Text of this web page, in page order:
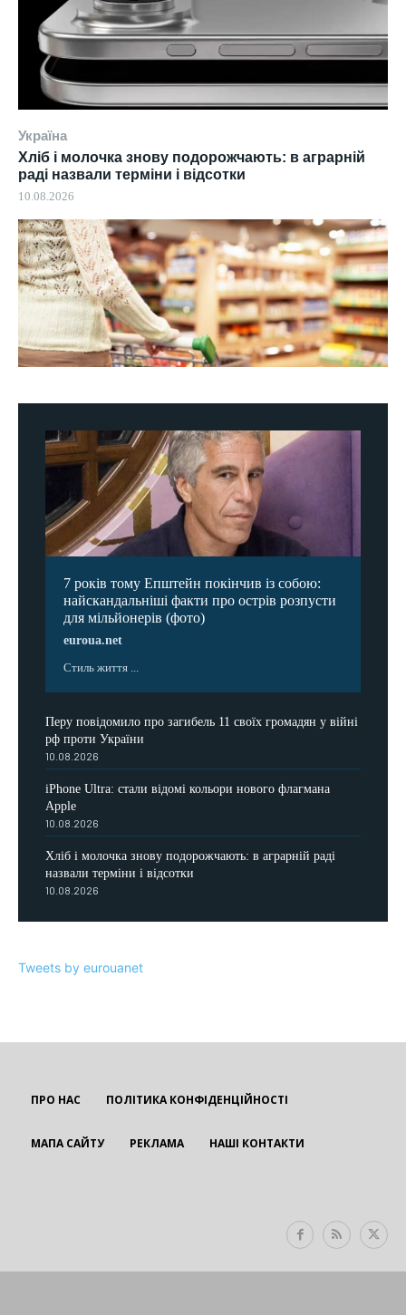
Україна
Хліб і молочка знову подорожчають: в аграрній
раді назвали терміни і відсотки
10.08.2026
7 років тому Епштейн покінчив із собою:
найскандальніші факти про острів розпусти
для мільйонерів (фото)
euroua.net
Стиль життя ...
Перу повідомило про загибель 11 своїх громадян у війні
рф проти України
10.08.2026
iPhone Ultra: стали відомі кольори нового флагмана
Apple
10.08.2026
Хліб і молочка знову подорожчають: в аграрній раді
назвали терміни і відсотки
10.08.2026
Tweets by eurouanet
ПРО НАС ПОЛІТИКА КОНФІДЕНЦІЙНОСТІ
МАПА САЙТУ РЕКЛАМА НАШІ КОНТАКТИ